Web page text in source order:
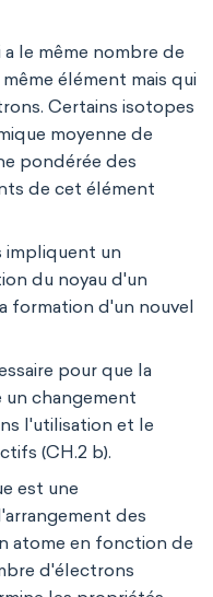
le même nombre de
élément mais qui
Certains isotopes
moyenne de
pondérée des
de cet élément
impliquent un
du noyau d'un
formation d'un nouvel
pour que la
un changement
l'utilisation et le
(CH.2 b).
est une
des
atome en fonction de
d'électrons